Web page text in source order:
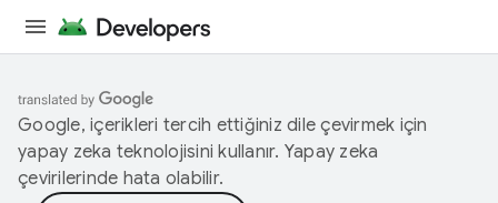
Google, içerikleri tercih ettiğiniz dile çevirmek için
yapay zeka teknolojisini kullanır. Yapay zeka
çevirilerinde hata olabilir.